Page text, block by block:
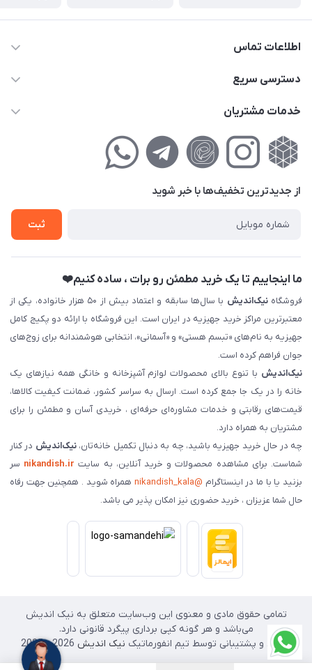
اطلاعات تماس
02177111474
کوچه گلریز 4 غربی ، پلاک 13
دسترسی سریع
حساب کاربری
لیست محصولات
خدمات مشتریان
راهنمای‌خرید‌آنلاین
حریم خصوصی
فروش‌اقساطی
از جدید‌ترین تخفیف‌ها با‌ خبر شوید
ثبت
ما اینجاییم تا یک خرید مطمئن رو برات ، ساده کنیم❤️
فروشگاهنیک‌اندیش
با سال‌ها سابقه و اعتماد بیش از ۵۰ هزار خانواده، یکی از
معتبرترین مراکز خرید جهیزیه در ایران است. این فروشگاه با ارائه دو پکیج کامل
جهیزیه به نام‌های «تبسم هستی» و «آسمانی»، انتخابی هوشمندانه برای زوج‌های
جوان فراهم کرده است.
نیک‌اندیش با تنوع بالای محصولات لوازم آشپزخانه و خانگی همه نیازهای یک
خانه را در یک جا جمع کرده است. ارسال به سراسر کشور، ضمانت کیفیت کالاها،
قیمت‌های رقابتی و خدمات مشاوره‌ای حرفه‌ای ، خریدی آسان و مطمئن را برای
مشتریان به همراه دارد.
چه در حال خرید جهیزیه باشید، چه به دنبال تکمیل خانه‌تان،نیک‌اندیش در کنار
شماست. برای مشاهده محصولات و خرید آنلاین، به سایت nikandish.ir سر
بزنید یا با ما در اینستاگرام @nikandish_kala
همراه شوید . همچنین جهت رفاه
حال شما عزیزان ، خرید حضوری نیز امکان پذیر می باشد.
تمامی حقوق مادی و معنوی این وب‌سایت متعلق به نیک اندیش
می‌باشد و هر گونه کپی برداری پیگرد قانونی دارد.
طراحی و پشتیبانی توسط تیم انفورماتیک نیک اندیش 2026 - 2025